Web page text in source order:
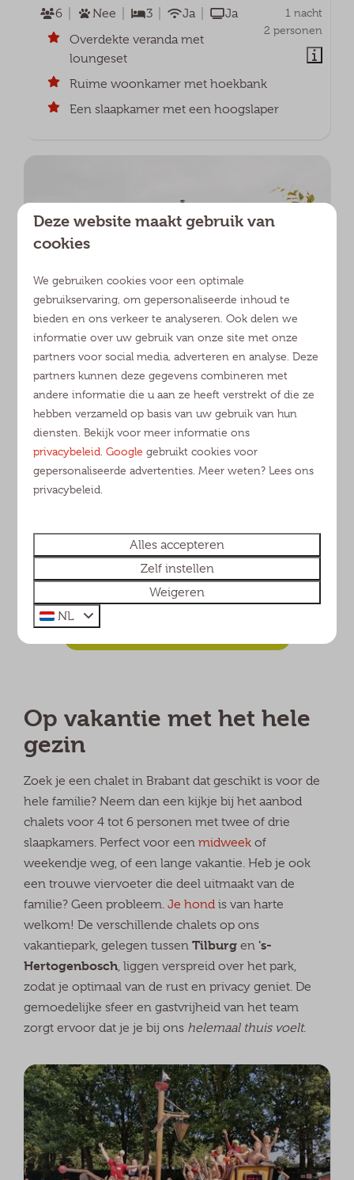
1 nacht
2 personen
6
Nee 3 Ja
Ja
Overdekte veranda met
loungeset
Ruime woonkamer met hoekbank
Een slaapkamer met een hoogslaper
€ 277
1 nacht
Van Gogh Chalet | 6
personen
Noord-Brabant, Udenhout
6
Nee 3 Ja
Ja
Ruime tuin met loungeset en
Ruime woonkamer met hoekbank
Op vakantie met het hele
gezin
Zoek je een chalet in Brabant dat geschikt is voor de
hele familie? Neem dan een kijkje bij het aanbod
chalets voor 4 tot 6 personen met twee of drie
slaapkamers. Perfect voor eenmidweek of
weekendje weg, of een lange vakantie. Heb je ook
een trouwe viervoeter die deel uitmaakt van de
familie? Geen probleem.Je hond is van harte
welkom! De verschillende chalets op ons
vakantiepark, gelegen tussenTilburg en 's-
Hertogenbosch, liggen verspreid over het park,
zodat je optimaal van de rust en privacy geniet. De
gemoedelijke sfeer en gastvrijheid van het team
zorgt ervoor dat je je bij ons helemaal thuis voelt.
Deze website maakt gebruik van
cookies
We gebruiken cookies voor een optimale
gebruikservaring, om gepersonaliseerde inhoud te
bieden en ons verkeer te analyseren. Ook delen we
informatie over uw gebruik van onze site met onze
partners voor social media, adverteren en analyse. Deze
partners kunnen deze gegevens combineren met
andere informatie die u aan ze heeft verstrekt of die ze
hebben verzameld op basis van uw gebruik van hun
diensten. Bekijk voor meer informatie ons
privacybeleid .Google gebruikt cookies voor
gepersonaliseerde advertenties. Meer weten? Lees ons
privacybeleid.
Alles accepteren
Zelf instellen
Weigeren
NL